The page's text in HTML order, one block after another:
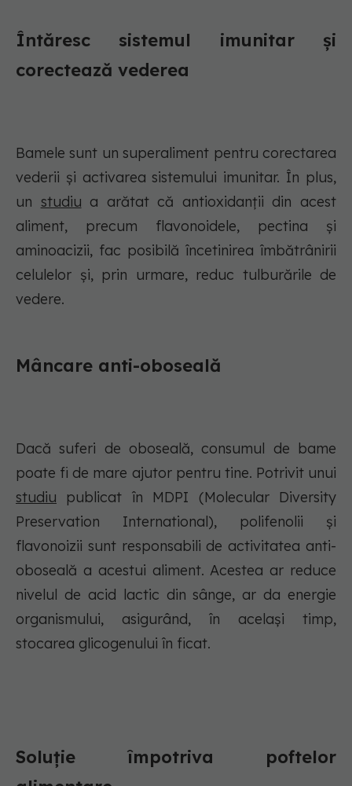
Întăresc sistemul imunitar și
corectează vederea
Bamele sunt un superaliment pentru corectarea
vederii și activarea sistemului imunitar. În plus,
un studiu a arătat că antioxidanții din acest
aliment, precum flavonoidele, pectina și
aminoacizii, fac posibilă încetinirea îmbătrânirii
celulelor și, prin urmare, reduc tulburările de
vedere.
Mâncare anti-oboseală
Dacă suferi de oboseală, consumul de bame
poate fi de mare ajutor pentru tine. Potrivit unui
studiu publicat în MDPI (Molecular Diversity
Preservation International), polifenolii și
flavonoizii sunt responsabili de activitatea anti-
oboseală a acestui aliment. Acestea ar reduce
nivelul de acid lactic din sânge, ar da energie
organismului, asigurând, în același timp,
stocarea glicogenului în ficat.
Soluție împotriva poftelor